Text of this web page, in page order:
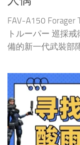
FAV-A150 Forager
トルーパー 巡採
備的新一代武裝部